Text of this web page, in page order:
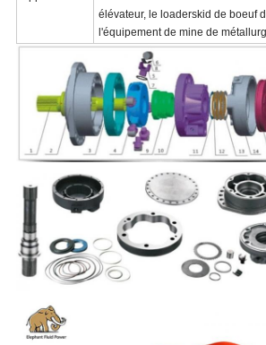
élévateur, le loaderskid de boeuf
l'équipement de mine de